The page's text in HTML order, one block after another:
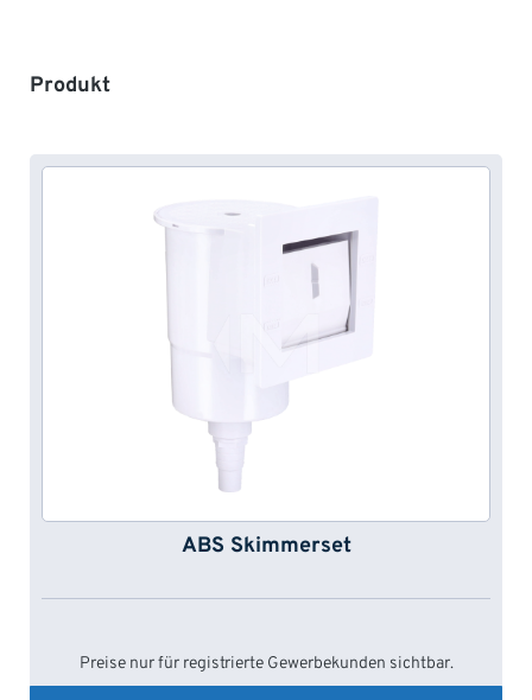
Produktgalerie überspringen
Produkt
ABS Skimmerset
Preise nur für registrierte Gewerbekunden sichtbar.